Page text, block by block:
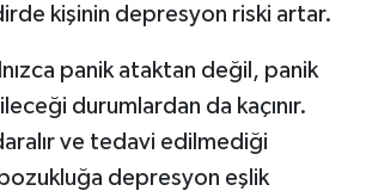
kişinin depresyon riski artar.
panik ataktan değil, panik
durumlardan da kaçınır.
ve tedavi edilmediği
depresyon eşlik